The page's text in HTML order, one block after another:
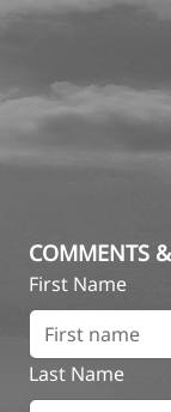
COMMENTS
First Name
Last Name